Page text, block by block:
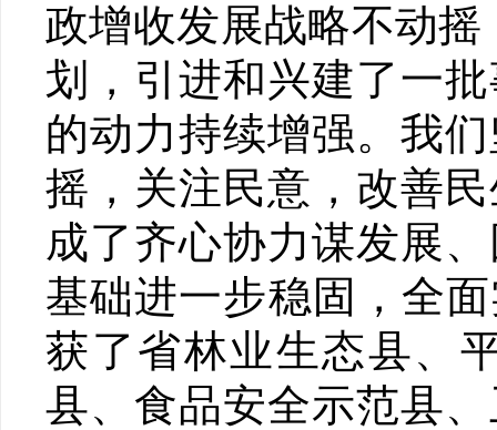
政增收发展战略不动摇
划，引进和兴建了一
的动力持续增强。我
摇，关注民意，改善
成了齐心协力谋发展
基础进一步稳固，全
获了省林业生态县、
县、食品安全示范县